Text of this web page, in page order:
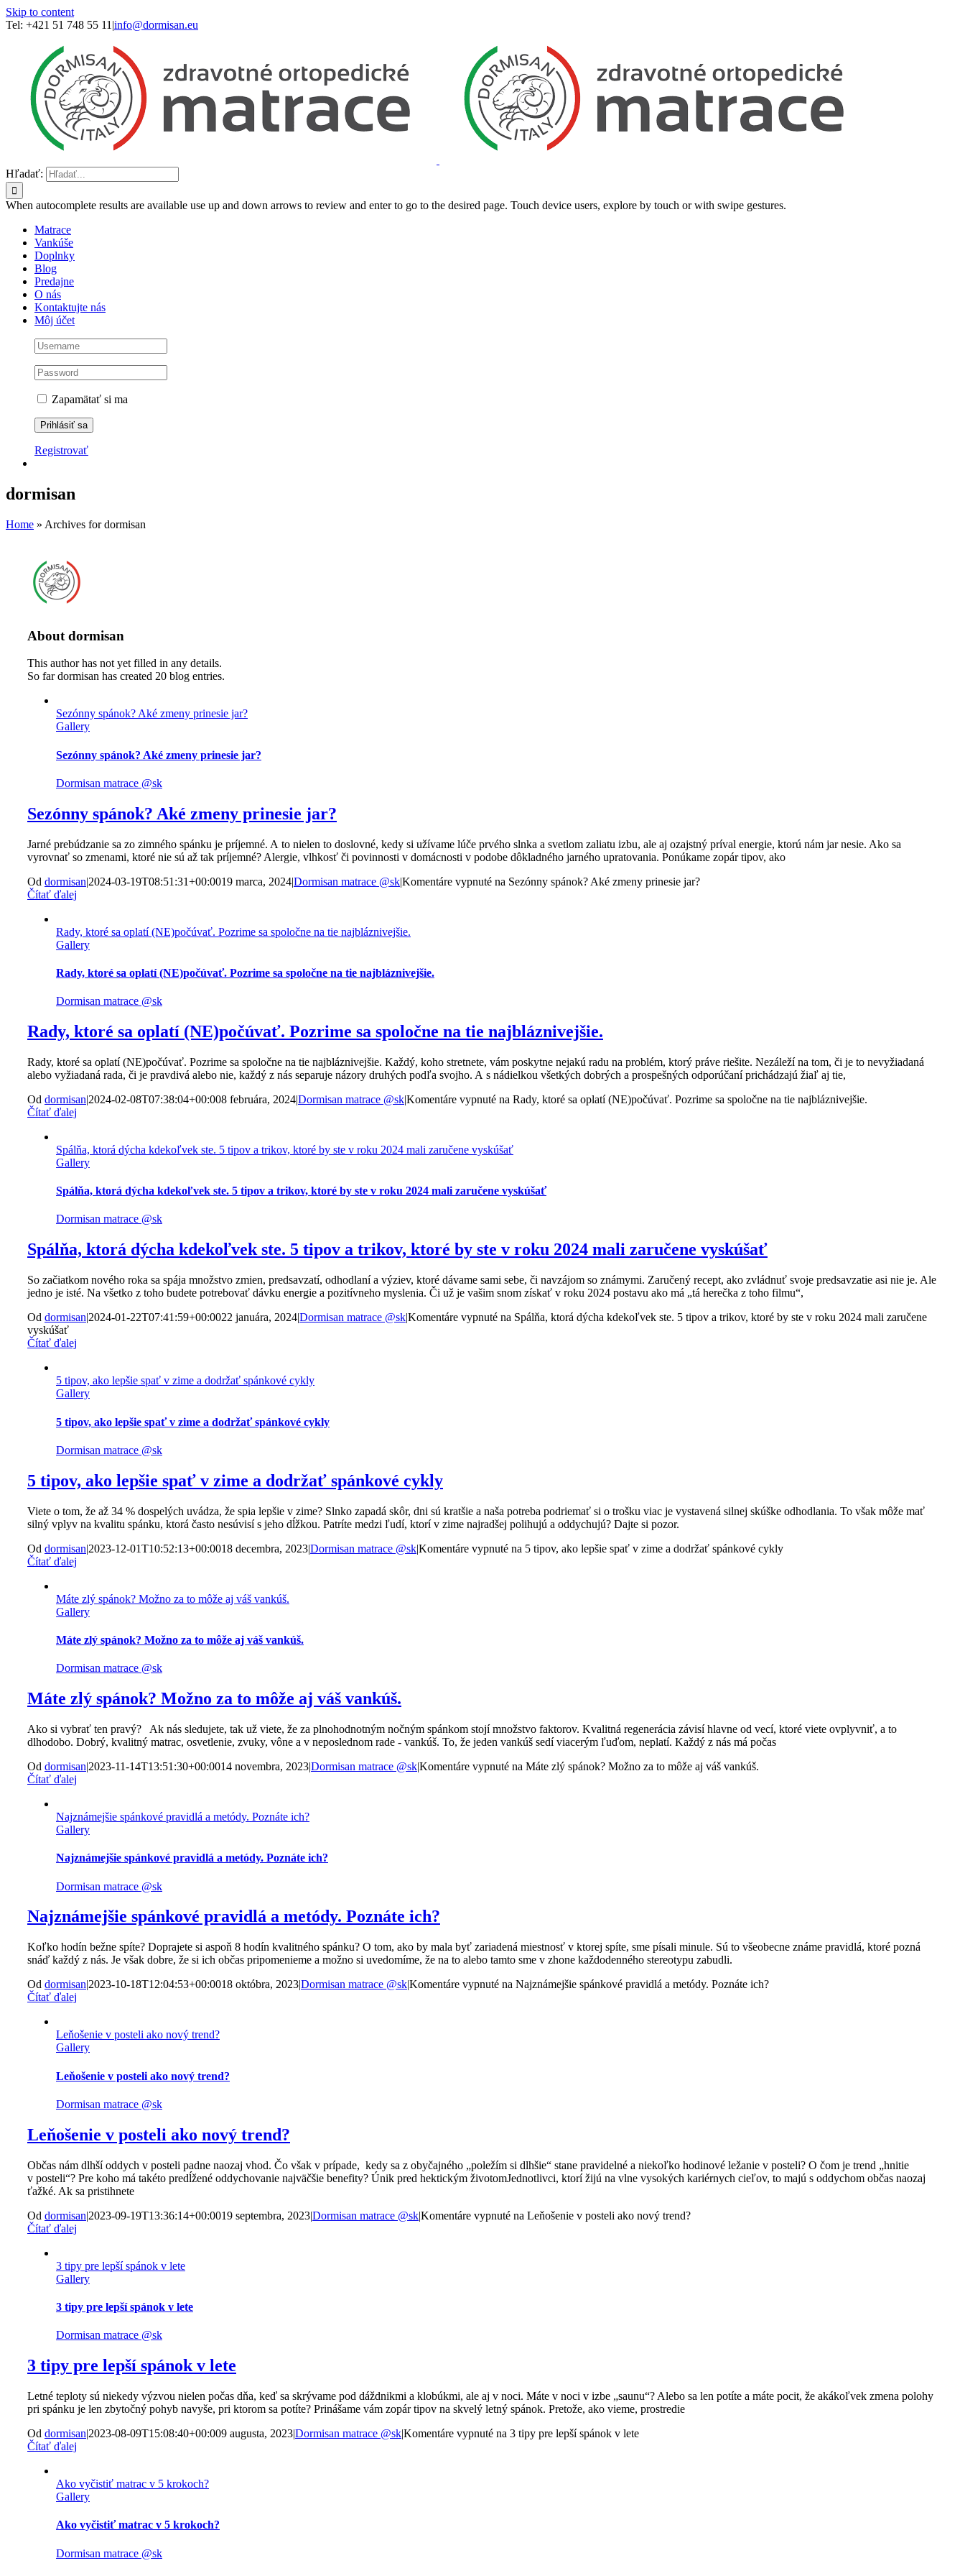
Skip to content
Tel: +421 51 748 55 11 |info@dormisan.eu
Hľadať:
When autocomplete results are available use up and down arrows to review and enter to go to the desired page. Touch device users, explore by touch or with swipe gestures.
Matrace
Vankúše
Doplnky
Blog
Predajne
O nás
Kontaktujte nás
Môj účet
Zapamätať si ma
Registrovať
dormisan
Home » Archives for dormisan
About dormisan
This author has not yet filled in any details.
So far dormisan has created 20 blog entries.
Sezónny spánok? Aké zmeny prinesie jar?
Gallery
Sezónny spánok? Aké zmeny prinesie jar?
Dormisan matrace @sk
Sezónny spánok? Aké zmeny prinesie jar?
Jarné prebúdzanie sa zo zimného spánku je príjemné. A to nielen to doslovné, kedy si užívame lúče prvého slnka a svetlom zaliatu izbu, ale aj ozajstný príval energie, ktorú nám jar nesie. Ako sa
vyrovnať so zmenami, ktoré nie sú až tak príjemné? Alergie, vlhkosť či povinnosti v domácnosti v podobe dôkladného jarného upratovania. Ponúkame zopár tipov, ako
Od dormisan|2024-03-19T08:51:31+00:0019 marca, 2024|Dormisan matrace @sk|Komentáre vypnuté na Sezónny spánok? Aké zmeny prinesie jar?
Čítať ďalej
Rady, ktoré sa oplatí (NE)počúvať. Pozrime sa spoločne na tie najbláznivejšie.
Gallery
Rady, ktoré sa oplatí (NE)počúvať. Pozrime sa spoločne na tie najbláznivejšie.
Dormisan matrace @sk
Rady, ktoré sa oplatí (NE)počúvať. Pozrime sa spoločne na tie najbláznivejšie.
Rady, ktoré sa oplatí (NE)počúvať. Pozrime sa spoločne na tie najbláznivejšie. Každý, koho stretnete, vám poskytne nejakú radu na problém, ktorý práve riešite. Nezáleží na tom, či je to nevyžiadaná
alebo vyžiadaná rada, či je pravdivá alebo nie, každý z nás separuje názory druhých podľa svojho. A s nádielkou všetkých dobrých a prospešných odporúčaní prichádzajú žiaľ aj tie,
Od dormisan|2024-02-08T07:38:04+00:008 februára, 2024|Dormisan matrace @sk|Komentáre vypnuté na Rady, ktoré sa oplatí (NE)počúvať. Pozrime sa spoločne na tie najbláznivejšie.
Čítať ďalej
Spálňa, ktorá dýcha kdekoľvek ste. 5 tipov a trikov, ktoré by ste v roku 2024 mali zaručene vyskúšať
Gallery
Spálňa, ktorá dýcha kdekoľvek ste. 5 tipov a trikov, ktoré by ste v roku 2024 mali zaručene vyskúšať
Dormisan matrace @sk
Spálňa, ktorá dýcha kdekoľvek ste. 5 tipov a trikov, ktoré by ste v roku 2024 mali zaručene vyskúšať
So začiatkom nového roka sa spája množstvo zmien, predsavzatí, odhodlaní a výziev, ktoré dávame sami sebe, či navzájom so známymi. Zaručený recept, ako zvládnuť svoje predsavzatie asi nie je. Ale
jedno je isté. Na všetko z toho budete potrebovať dávku energie a pozitívneho myslenia. Či už je vašim snom získať v roku 2024 postavu ako má „tá herečka z toho filmu“,
Od dormisan|2024-01-22T07:41:59+00:0022 januára, 2024|Dormisan matrace @sk|Komentáre vypnuté na Spálňa, ktorá dýcha kdekoľvek ste. 5 tipov a trikov, ktoré by ste v roku 2024 mali zaručene
vyskúšať
Čítať ďalej
5 tipov, ako lepšie spať v zime a dodržať spánkové cykly
Gallery
5 tipov, ako lepšie spať v zime a dodržať spánkové cykly
Dormisan matrace @sk
5 tipov, ako lepšie spať v zime a dodržať spánkové cykly
Viete o tom, že až 34 % dospelých uvádza, že spia lepšie v zime? Slnko zapadá skôr, dni sú kratšie a naša potreba podriemať si o trošku viac je vystavená silnej skúške odhodlania. To však môže mať
silný vplyv na kvalitu spánku, ktorá často nesúvisí s jeho dĺžkou. Patríte medzi ľudí, ktorí v zime najradšej polihujú a oddychujú? Dajte si pozor.
Od dormisan|2023-12-01T10:52:13+00:0018 decembra, 2023|Dormisan matrace @sk|Komentáre vypnuté na 5 tipov, ako lepšie spať v zime a dodržať spánkové cykly
Čítať ďalej
Máte zlý spánok? Možno za to môže aj váš vankúš.
Gallery
Máte zlý spánok? Možno za to môže aj váš vankúš.
Dormisan matrace @sk
Máte zlý spánok? Možno za to môže aj váš vankúš.
Ako si vybrať ten pravý? Ak nás sledujete, tak už viete, že za plnohodnotným nočným spánkom stojí množstvo faktorov. Kvalitná regenerácia závisí hlavne od vecí, ktoré viete ovplyvniť, a to
dlhodobo. Dobrý, kvalitný matrac, osvetlenie, zvuky, vône a v neposlednom rade - vankúš. To, že jeden vankúš sedí viacerým ľuďom, neplatí. Každý z nás má počas
Od dormisan|2023-11-14T13:51:30+00:0014 novembra, 2023|Dormisan matrace @sk|Komentáre vypnuté na Máte zlý spánok? Možno za to môže aj váš vankúš.
Čítať ďalej
Najznámejšie spánkové pravidlá a metódy. Poznáte ich?
Gallery
Najznámejšie spánkové pravidlá a metódy. Poznáte ich?
Dormisan matrace @sk
Najznámejšie spánkové pravidlá a metódy. Poznáte ich?
Koľko hodín bežne spíte? Doprajete si aspoň 8 hodín kvalitného spánku? O tom, ako by mala byť zariadená miestnosť v ktorej spíte, sme písali minule. Sú to všeobecne známe pravidlá, ktoré pozná
snáď každý z nás. Je však dobre, že si ich občas pripomenieme a možno si uvedomíme, že na to alebo tamto sme v zhone každodenného stereotypu zabudli.
Od dormisan|2023-10-18T12:04:53+00:0018 októbra, 2023|Dormisan matrace @sk|Komentáre vypnuté na Najznámejšie spánkové pravidlá a metódy. Poznáte ich?
Čítať ďalej
Leňošenie v posteli ako nový trend?
Gallery
Leňošenie v posteli ako nový trend?
Dormisan matrace @sk
Leňošenie v posteli ako nový trend?
Občas nám dlhší oddych v posteli padne naozaj vhod. Čo však v prípade, kedy sa z obyčajného „poležím si dlhšie“ stane pravidelné a niekoľko hodinové ležanie v posteli? O čom je trend „hnitie
v posteli“? Pre koho má takéto predĺžené oddychovanie najväčšie benefity? Únik pred hektickým životomJednotlivci, ktorí žijú na vlne vysokých kariérnych cieľov, to majú s oddychom občas naozaj
ťažké. Ak sa pristihnete
Od dormisan|2023-09-19T13:36:14+00:0019 septembra, 2023|Dormisan matrace @sk|Komentáre vypnuté na Leňošenie v posteli ako nový trend?
Čítať ďalej
3 tipy pre lepší spánok v lete
Gallery
3 tipy pre lepší spánok v lete
Dormisan matrace @sk
3 tipy pre lepší spánok v lete
Letné teploty sú niekedy výzvou nielen počas dňa, keď sa skrývame pod dáždnikmi a klobúkmi, ale aj v noci. Máte v noci v izbe „saunu“? Alebo sa len potíte a máte pocit, že akákoľvek zmena polohy
pri spánku je len zbytočný pohyb navyše, pri ktorom sa potíte? Prinášame vám zopár tipov na skvelý letný spánok. Pretože, ako vieme, prostredie
Od dormisan|2023-08-09T15:08:40+00:009 augusta, 2023|Dormisan matrace @sk|Komentáre vypnuté na 3 tipy pre lepší spánok v lete
Čítať ďalej
Ako vyčistiť matrac v 5 krokoch?
Gallery
Ako vyčistiť matrac v 5 krokoch?
Dormisan matrace @sk